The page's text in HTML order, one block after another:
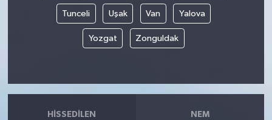
Tunceli Uşak Van Yalova
Yozgat Zonguldak
HISSEDILEN NEM